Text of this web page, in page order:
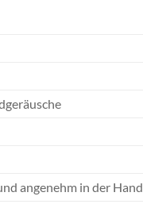
angenehm in der Hand